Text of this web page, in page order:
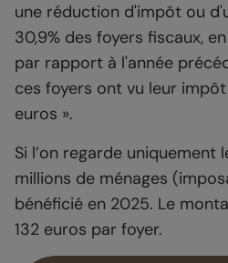
une réduction d'impôt ou
30,9% des foyers fiscaux,
par rapport à l'année
ces foyers ont vu leur
euros ».
Si l’on regarde uniquement
millions de ménages
bénéficié en 2025. Le
132 euros par foyer.